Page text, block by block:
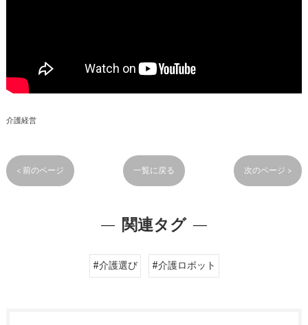
介護経営
< 前のページ 一覧に戻る 次のページ >
関連タグ
#介護選び #介護ロボット